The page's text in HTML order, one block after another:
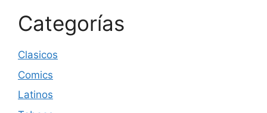
Categorías
Clasicos
Comics
Latinos